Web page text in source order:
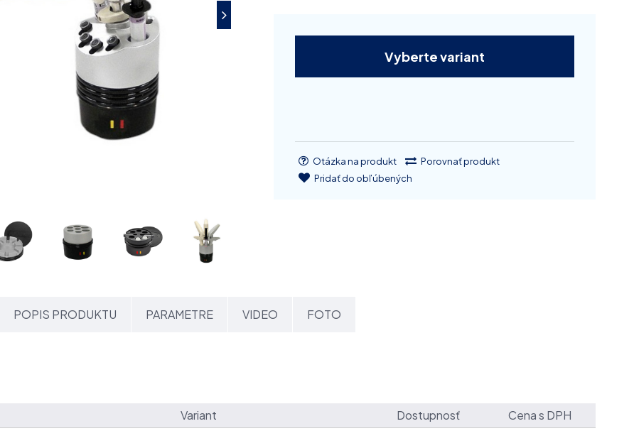
Vyberte variant
Otázka na produkt
Porovnať produkt
Pridať do obľúbených
POPIS PRODUKTU PARAMETRE VIDEO FOTO
Variant Dostupnosť Cena s DPH